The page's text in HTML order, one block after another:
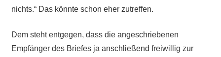
nichts.“ Das könnte schon eher zutreffen.
Dem steht entgegen, dass die angeschriebenen
Empfänger des Briefes ja anschließend freiwillig zur